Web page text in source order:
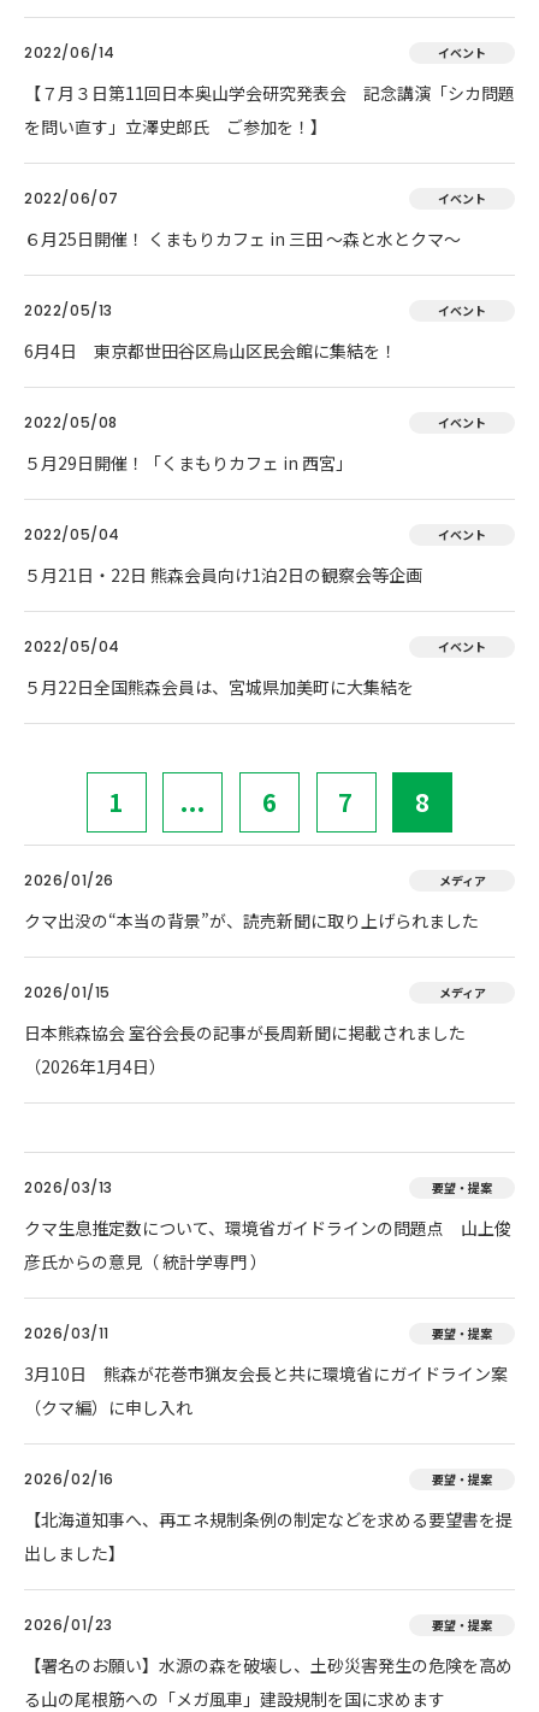
2022/06/14 イベント
【７月３日第11回日本奥山学会研究発表会 記念講演「シカ問題
を問い直す」立澤史郎氏 ご参加を！】
2022/06/07 イベント
６月25日開催！ くまもりカフェ in 三田 ～森と水とクマ～
2022/05/13 イベント
6月4日 東京都世田谷区烏山区民会館に集結を！
2022/05/08 イベント
５月29日開催！「くまもりカフェ in 西宮」
2022/05/04 イベント
５月21日・22日 熊森会員向け1泊2日の観察会等企画
2022/05/04 イベント
５月22日全国熊森会員は、宮城県加美町に大集結を
1 ... 6 7 8
2026/01/26 メディア
クマ出没の“本当の背景”が、読売新聞に取り上げられました
2026/01/15 メディア
日本熊森協会 室谷会長の記事が長周新聞に掲載されました
（2026年1月4日）
2026/03/13 要望・提案
クマ生息推定数について、環境省ガイドラインの問題点 山上俊
彦氏からの意見（ 統計学専門 ）
2026/03/11 要望・提案
3月10日 熊森が花巻市猟友会長と共に環境省にガイドライン案
（クマ編）に申し入れ
2026/02/16 要望・提案
【北海道知事へ、再エネ規制条例の制定などを求める要望書を提
出しました】
2026/01/23 要望・提案
【署名のお願い】水源の森を破壊し、土砂災害発生の危険を高め
る山の尾根筋への「メガ風車」建設規制を国に求めます